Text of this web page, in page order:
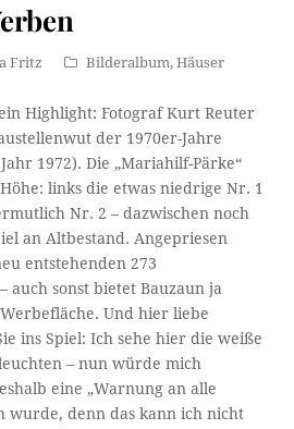
Fritz Bilderalbum,Häuser
Highlight: Fotograf Kurt Reuter
der 1970er-Jahre
1972). Die „Mariahilf-Pärke“
links die etwas niedrige Nr. 1
Nr. 2 – dazwischen noch
an Altbestand. Angepriesen
entstehenden 273
auch sonst bietet Bauzaun ja
Und hier liebe
ins Spiel: Ich sehe hier die weiße
– nun würde mich
eine „Warnung an alle
wurde, denn das kann ich nicht